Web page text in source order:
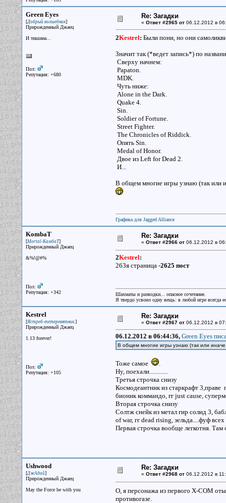
Green Eyes
[Добрый волшебник]
Прирожденный Джаец
И тишина...
Пол:
Репутация: +680
Re: Загадки
« Ответ #2965 от06.12.2012 в
2Kestrel: Были пони, но они
Значит так (*ведет запись*) по
Сверху начнем:
Papaton.
MDK.
Чуть ниже:
Alone in the Dark.
Quake 4.
Sin.
Soldier of Fortune.
Street Fighter.
The Chronicles of Riddick.
Опять Sin.
Medal of Honor.
Двое из Left for Dead 2.
И...
В общем многие игры узнаю (так или
Графика для Jagged Alliance
KombaT
[Mortal-КамбаТ]
Прирожденный Джаец
&%!@#%
Пол:
Репутация: +342
Re: Загадки
« Ответ #2966 от06.12.2012 в
2Kestrel:
263я страница -2625 пост
Шахматы и разводки... опасное сочетание.
Я твердо усвоил одну вещь: в любой игре всегда
Kestrel
[Ястреб-тетеревятник.]
Прирожденный Джаец
1.13 forever!
Пол:
Репутация: +105
Re: Загадки
« Ответ #2967 от06.12.2012 в
06.12.2012 в 06:44:36, Green Eyes
В общем многие игры узнаю (так или
Тоже самое
.
Ну, поехали............
Третья строчка снизу
Космодеантник из старкрафт 3,праве
бионик коммандо, гг just cause,
Вторая строчка снизу
Солтж снейк из метал гир солид 3,
of war, гг dead rising, зельда....фуф
Первая строчка вообще легкотня. Там
Ushwood
[ДжАдай]
Прирожденный Джаец
May the Force be with you
Re: Загадки
« Ответ #2968 от06.12.2012 в
О, я персонажа из первого Х-СОМ
противогазе.